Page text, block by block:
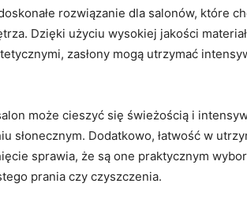
⁢rozwiązanie dla salonów, które
Dzięki użyciu wysokiej‍ jakości
zasłony‌ mogą ⁣utrzymać
może‍ cieszyć się‍ świeżością i
słonecznym. Dodatkowo, łatwość w
sprawia, że są one praktycznym
prania czy czyszczenia.